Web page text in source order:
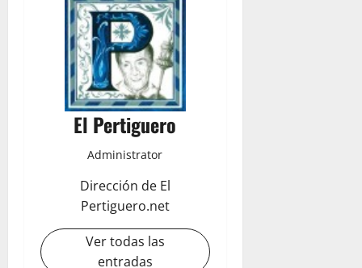
El Pertiguero
Administrator
Dirección de El
Pertiguero.net
Ver todas las
entradas